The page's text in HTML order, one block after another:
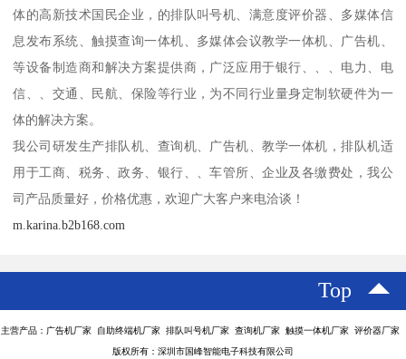
体的高新技术国民企业，的排队叫号机、满意度评价器、多媒体信
息发布系统、触摸查询一体机、多媒体会议教学一体机、广告机、
等设备制造商和解决方案提供商，广泛应用于银行、、、电力、电
信、、交通、民航、保险等行业，为不同行业量身定制软硬件为一
体的解决方案。
我公司研发生产排队机、查询机、广告机、教学一体机，排队机适
用于工商、税务、政务、银行、、车管所、企业及各缴费处，我公
司产品质量好，价格优惠，欢迎广大客户来电洽谈！
m.karina.b2b168.com
Top
主营产品：广告机厂家 自助终端机厂家 排队叫号机厂家 查询机厂家 触摸一体机厂家 评价器厂家
版权所有：深圳市国峰智能电子科技有限公司